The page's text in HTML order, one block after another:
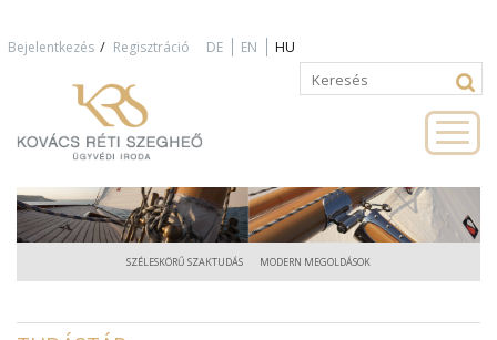
Bejelentkezés / Regisztráció DE EN HU
Keresés
Keresés
SZÉLESKÖRŰ SZAKTUDÁS MODERN MEGOLDÁSOK